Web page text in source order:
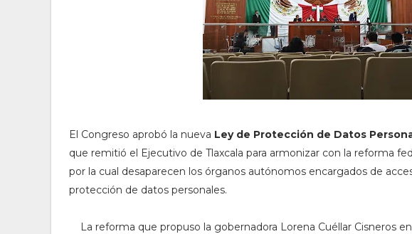
El Congreso aprobó la nueva Ley de Protección de Datos
que remitió el Ejecutivo de Tlaxcala para armonizar con la reforma
por la cual desaparecen los órganos autónomos encargados de
protección de datos personales.
La reforma que propuso la gobernadora Lorena Cuéllar Cisneros